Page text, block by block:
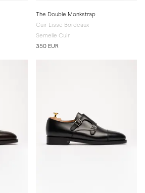
The Double Monkstrap
Cuir Lisse Bordeaux
Semelle Cuir
350 EUR